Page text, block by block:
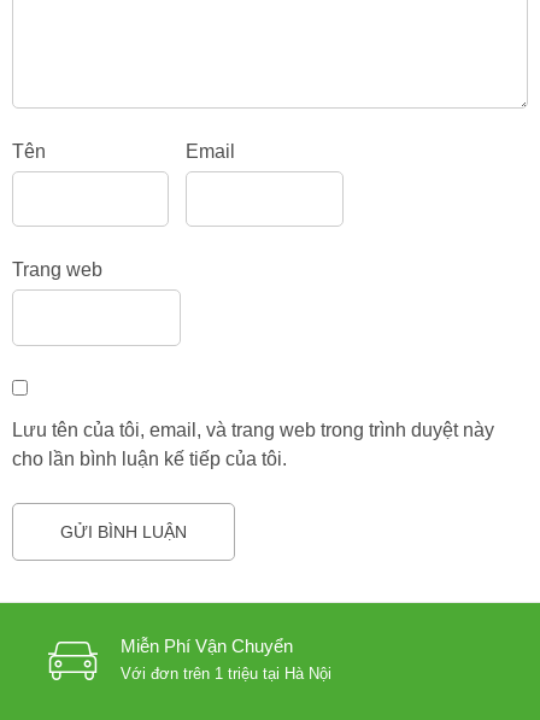
Tên Email
Trang web
Lưu tên của tôi, email, và trang web trong trình duyệt này
cho lần bình luận kế tiếp của tôi.
Miễn Phí Vận Chuyển
Với đơn trên 1 triệu tại Hà Nội